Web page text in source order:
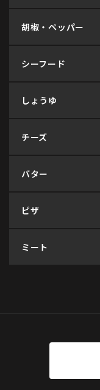
胡椒・ペッパー
シーフード
しょうゆ
チーズ
バター
ピザ
ミート